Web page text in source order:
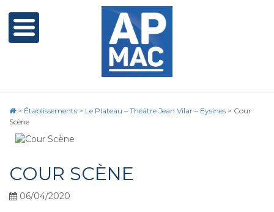
> Établissements > Le Plateau – Théâtre Jean Vilar – Eysines > Cour
Scène
COUR SCÈNE
06/04/2020